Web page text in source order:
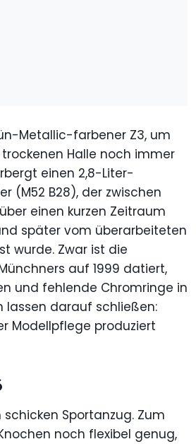
Metallic-farbener Z3, um
Halle noch immer
einen 2,8-Liter-
(M52 B28), der zwischen
einen kurzen Zeitraum
später vom überarbeiteten
wurde. Zwar ist die
auf 1999 datiert,
und fehlende Chromringe in
lassen darauf schließen:
Modellpflege produziert
Sportanzug. Zum
noch flexibel genug,